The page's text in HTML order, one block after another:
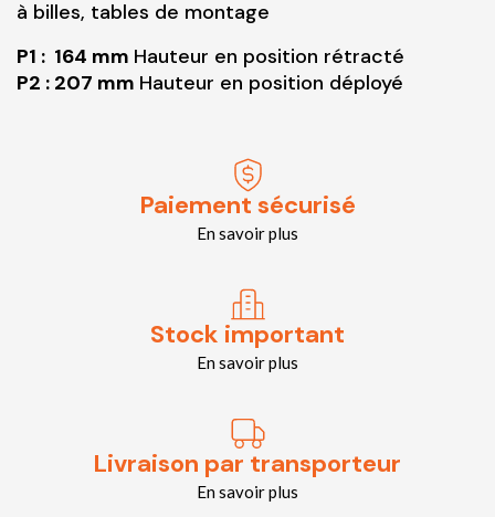
à billes, tables de montage
P1 : 164 mm Hauteur en position rétracté
P2 : 207 mm Hauteur en position déployé
Paiement sécurisé
En savoir plus
Stock important
En savoir plus
Livraison par transporteur
En savoir plus